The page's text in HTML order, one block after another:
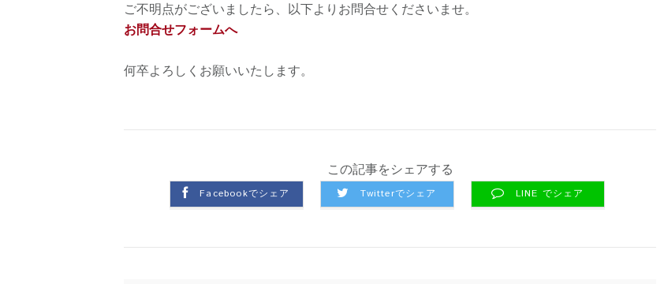
ご不明点がございましたら、以下よりお問合せくださいませ。
お問合せフォームへ
何卒よろしくお願いいたします。
この記事をシェアする
Facebookでシェア Twitterでシェア LINE でシェア